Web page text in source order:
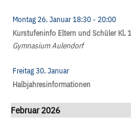
Montag 26. Januar18:30- 20:00
Kurstufeninfo Eltern und Schüler Kl.
Gymnasium Aulendorf
Freitag 30. Januar
Halbjahresinformationen
Februar 2026